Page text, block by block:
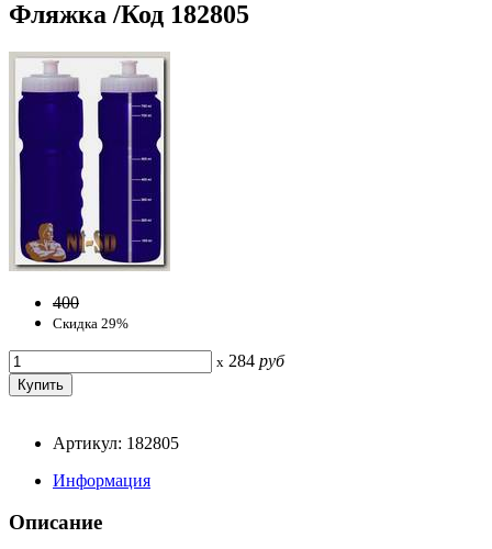
Фляжка /Код 182805
400
Скидка 29%
x 284 руб
Артикул: 182805
Информация
Описание